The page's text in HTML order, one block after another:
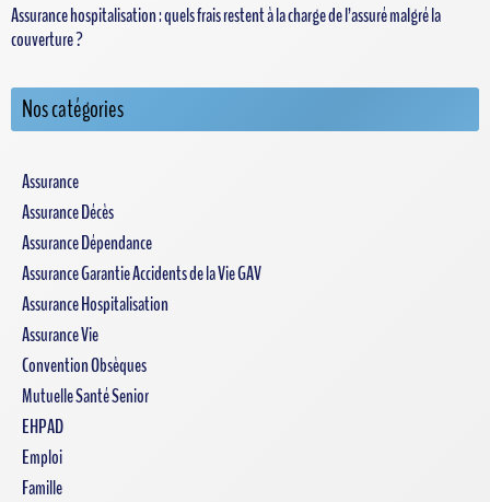
Assurance hospitalisation : quels frais restent à la charge de l’assuré malgré la
couverture ?
Nos catégories
Assurance
Assurance Décès
Assurance Dépendance
Assurance Garantie Accidents de la Vie GAV
Assurance Hospitalisation
Assurance Vie
Convention Obsèques
Mutuelle Santé Senior
EHPAD
Emploi
Famille